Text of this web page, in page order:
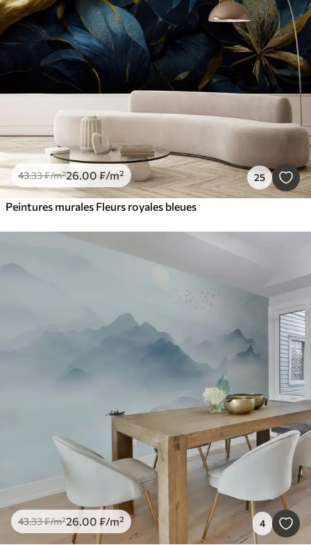
43.33₣/m²26.00 ₣/m² 25
Peintures murales Fleurs royales bleues
43.33₣/m²26.00 ₣/m² 4